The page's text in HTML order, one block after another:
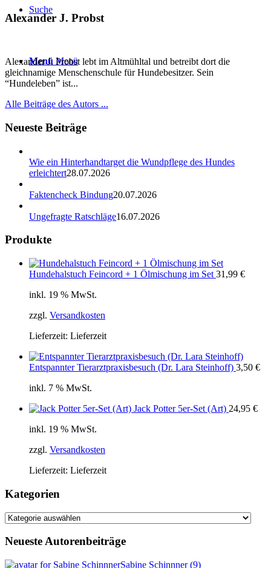
Suche
Menü Menü
Alexander J. Probst
Alexander J. Probst lebt im Altmühltal und betreibt dort die
gleichnamige Menschenschule für Hundebesitzer. Sein
“Hundeleben” ist...
Alle Beiträge des Autors ...
Neueste Beiträge
Wie ein Hinterhandtarget die Wundpflege des Hundes
erleichtert28.07.2026
Faktencheck Bindung20.07.2026
Ungefragte Ratschläge16.07.2026
Produkte
Hundehalstuch Feincord + 1 Ölmischung im Set 31,99 €
inkl. 19 % MwSt.
zzgl. Versandkosten
Lieferzeit: Lieferzeit
Entspannter Tierarztpraxisbesuch (Dr. Lara Steinhoff) 3,50 €
inkl. 7 % MwSt.
Jack Potter 5er-Set (Art) 24,95 €
inkl. 19 % MwSt.
zzgl. Versandkosten
Lieferzeit: Lieferzeit
Kategorien
Kategorien
Neueste Autorenbeiträge
Sabine Schinnner(9)